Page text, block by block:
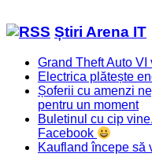
Știri Arena IT
Grand Theft Auto
Electrica plătește
Șoferii cu amenzi
pentru un moment
Buletinul cu cip
Facebook
Kaufland începe să